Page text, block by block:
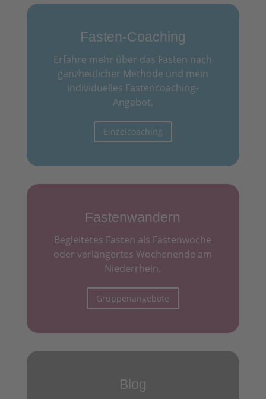
Fasten-Coaching
Erfahre mehr über das Fasten nach
ganzheitlicher Methode und mein
individuelles Fastencoaching-
Angebot.
Einzelcoaching
Fastenwandern
Begleitetes Fasten als Fastenwoche
oder verlängertes Wochenende am
Niederrhein.
Gruppenangebote
Blog